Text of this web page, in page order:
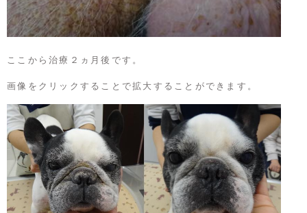
ここから治療２ヵ月後です。
画像をクリックすることで拡大することができます。